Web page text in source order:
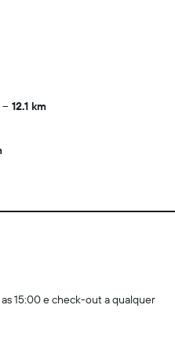
12.1 km
15:00 e check-out a qualquer